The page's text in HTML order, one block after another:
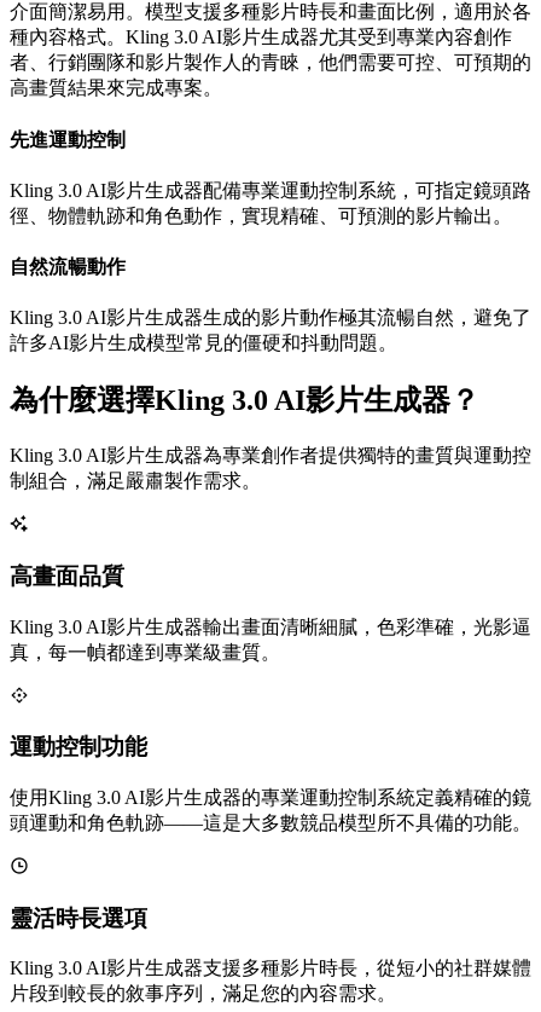
介面簡潔易用。模型支援多種影片時長和畫面比例，適用於各
種內容格式。Kling 3.0 AI影片生成器尤其受到專業內容創作
者、行銷團隊和影片製作人的青睞，他們需要可控、可預期的
高畫質結果來完成專案。
先進運動控制
Kling 3.0 AI影片生成器配備專業運動控制系統，可指定鏡頭路
徑、物體軌跡和角色動作，實現精確、可預測的影片輸出。
自然流暢動作
Kling 3.0 AI影片生成器生成的影片動作極其流暢自然，避免了
許多AI影片生成模型常見的僵硬和抖動問題。
為什麼選擇Kling 3.0 AI影片生成器？
Kling 3.0 AI影片生成器為專業創作者提供獨特的畫質與運動控
制組合，滿足嚴肅製作需求。
高畫面品質
Kling 3.0 AI影片生成器輸出畫面清晰細膩，色彩準確，光影逼
真，每一幀都達到專業級畫質。
運動控制功能
使用Kling 3.0 AI影片生成器的專業運動控制系統定義精確的鏡
頭運動和角色軌跡——這是大多數競品模型所不具備的功能。
靈活時長選項
Kling 3.0 AI影片生成器支援多種影片時長，從短小的社群媒體
片段到較長的敘事序列，滿足您的內容需求。